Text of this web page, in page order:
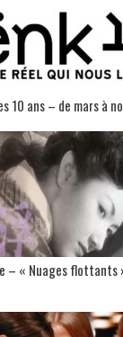
10 ans – de mars à
– « Nuages flottants